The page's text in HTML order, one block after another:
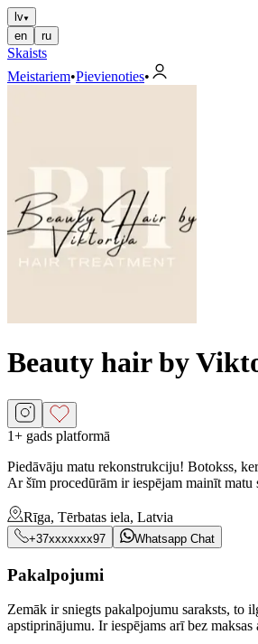
lv
en
ru
Skaists
Meistariem•Pievienoties•
Beauty hair by
1+ gads platformā
Piedāvāju matu rekonstrukciju! Botokss,
Ar šīm procedūrām ir iespējam mainīt
Rīga, Tērbatas iela, Latvia
+37xxxxxxx97 Whatsapp Chat
Pakalpojumi
Zemāk ir sniegts pakalpojumu saraksts, to
apstiprinājumu. Ir iespējams arī bez